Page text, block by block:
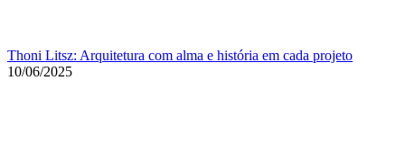
Thoni Litsz: Arquitetura com alma e história em cada projeto
10/06/2025